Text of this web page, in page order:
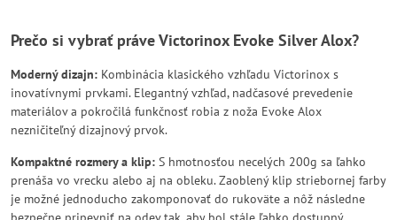
Prečo si vybrať práve Victorinox Evoke Silver Alox?
Moderný dizajn: Kombinácia klasického vzhľadu Victorinox s
inovatívnymi prvkami. Elegantný vzhľad, nadčasové prevedenie
materiálov a pokročilá funkčnosť robia z noža Evoke Alox
nezničiteľný dizajnový prvok.
Kompaktné rozmery a klip: S hmotnosťou necelých 200g sa ľahko
prenáša vo vrecku alebo aj na obleku. Zaoblený klip striebornej farby
je možné jednoducho zakomponovať do rukoväte a nôž následne